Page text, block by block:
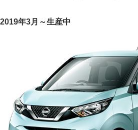
2019年3月～生産中